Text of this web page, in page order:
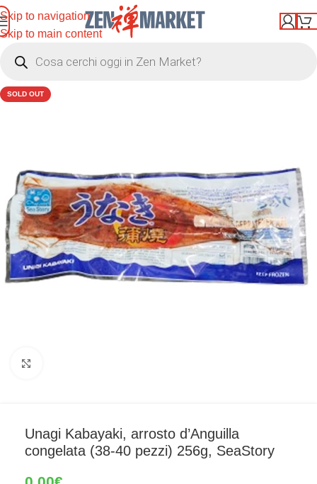
Skip to navigation
Skip to main content
SOLD OUT
Unagi Kabayaki, arrosto d’Anguilla
congelata (38-40 pezzi) 256g, SeaStory